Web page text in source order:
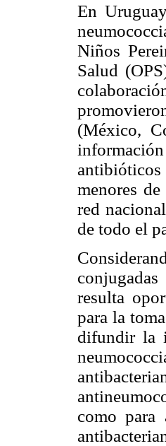
En
Niños
Salud
(México,
antibióticos
menores
red
de todo el
resulta
para la
difundir la
como para